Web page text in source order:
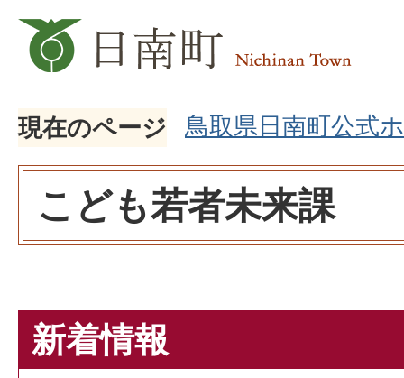
現在のページ 鳥取県日南町公式
こども若者未来課
新着情報